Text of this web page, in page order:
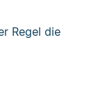
Regel die